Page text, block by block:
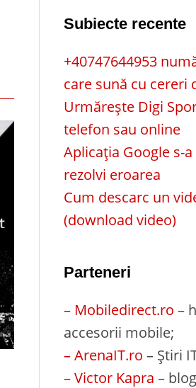
Subiecte recente
+40747644953
care sună cu cereri
Urmărește Digi
telefon sau online
Aplicația Google s-
rezolvi eroarea
Cum descarc un
(download video)
Parteneri
– Mobiledirect.ro –
accesorii mobile;
– ArenaIT.ro – Știri
– Victor Kapra –